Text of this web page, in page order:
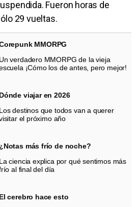
Fueron horas de
29 vueltas.
MMORPG
Un verdadero MMORPG de la vieja
¡Cómo los de antes, pero mejor!
Dónde viajar en 2026
Los destinos que todos van a querer
el próximo año
¿Notas más frío de noche?
La ciencia explica por qué sentimos más
al final del día
El cerebro hace esto